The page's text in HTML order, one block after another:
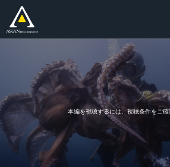
本編を視聴するには、視聴条件をご